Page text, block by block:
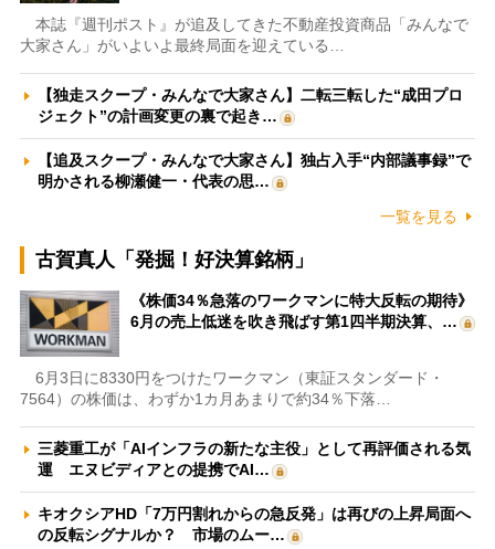
本誌『週刊ポスト』が追及してきた不動産投資商品「みんなで
大家さん」がいよいよ最終局面を迎えている…
【独走スクープ・みんなで大家さん】二転三転した“成田プロ
ジェクト”の計画変更の裏で起き…
【追及スクープ・みんなで大家さん】独占入手“内部議事録”で
明かされる柳瀬健一・代表の思…
一覧を見る
古賀真人「発掘！好決算銘柄」
《株価34％急落のワークマンに特大反転の期待》
6月の売上低迷を吹き飛ばす第1四半期決算、…
6月3日に8330円をつけたワークマン（東証スタンダード・
7564）の株価は、わずか1カ月あまりで約34％下落…
三菱重工が「AIインフラの新たな主役」として再評価される気
運 エヌビディアとの提携でAI…
キオクシアHD「7万円割れからの急反発」は再びの上昇局面へ
の反転シグナルか？ 市場のムー…